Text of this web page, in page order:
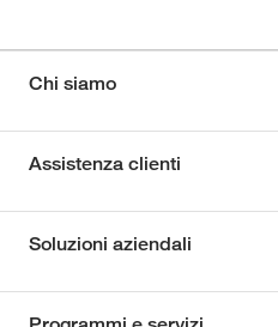
Chi siamo
Assistenza clienti
Soluzioni aziendali